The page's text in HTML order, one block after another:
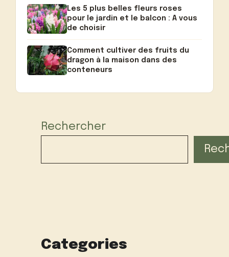
Les 5 plus belles fleurs roses
pour le jardin et le balcon : A vous
de choisir
Comment cultiver des fruits du
dragon à la maison dans des
conteneurs
Rechercher
Categories